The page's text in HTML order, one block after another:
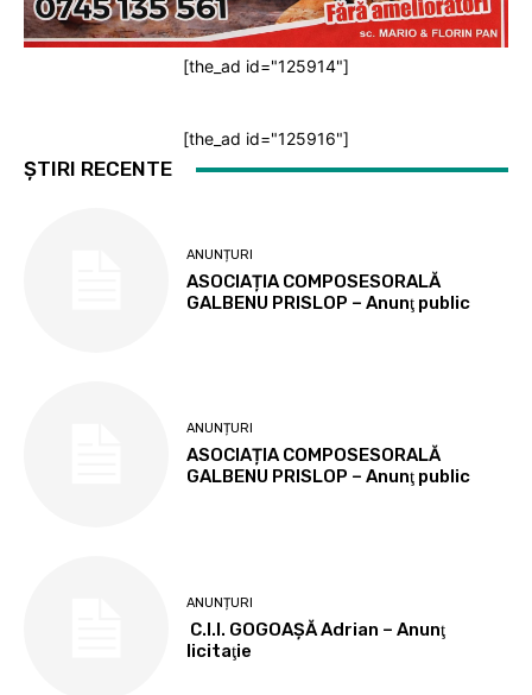
[the_ad id="125914"]
[the_ad id="125916"]
ȘTIRI RECENTE
ANUNȚURI
ASOCIAȚIA COMPOSESORALĂ
GALBENU PRISLOP – Anunţ public
ANUNȚURI
ASOCIAȚIA COMPOSESORALĂ
GALBENU PRISLOP – Anunţ public
ANUNȚURI
C.I.I. GOGOAŞĂ Adrian – Anunţ
licitaţie